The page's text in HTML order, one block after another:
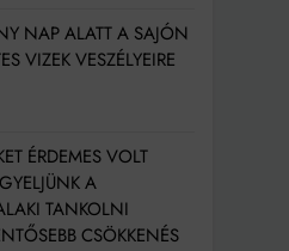
NAP ALATT A SAJÓN
VIZEK VESZÉLYEIRE
ÉRDEMES VOLT
A
TANKOLNI
CSÖKKENÉS